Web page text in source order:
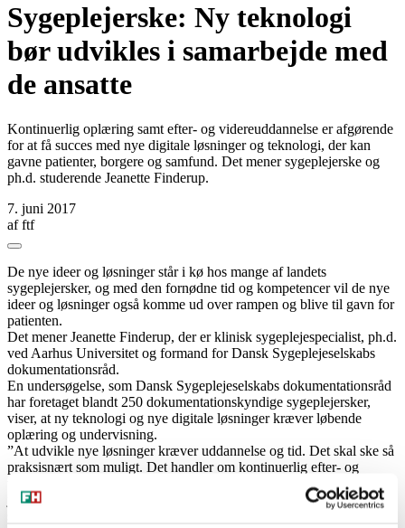
Sygeplejerske: Ny teknologi
bør udvikles i samarbejde med
de ansatte
Kontinuerlig oplæring samt efter- og videreuddannelse er afgørende
for at få succes med nye digitale løsninger og teknologi, der kan
gavne patienter, borgere og samfund. Det mener sygeplejerske og
ph.d. studerende Jeanette Finderup.
7. juni 2017
af ftf
Del
Facebook
Del
Bluesky
Del
LinkedIn
Kopier
linkE-
mail
De nye ideer og løsninger står i kø hos mange af landets
sygeplejersker, og med den fornødne tid og kompetencer vil de nye
ideer og løsninger også komme ud over rampen og blive til gavn for
patienten.
Det mener Jeanette Finderup, der er klinisk sygeplejespecialist, ph.d.
ved Aarhus Universitet og formand for Dansk Sygeplejeselskabs
dokumentationsråd.
En undersøgelse, som Dansk Sygeplejeselskabs dokumentationsråd
har foretaget blandt 250 dokumentationskyndige sygeplejersker,
viser, at ny teknologi og nye digitale løsninger kræver løbende
oplæring og undervisning.
”At udvikle nye løsninger kræver uddannelse og tid. Det skal ske så
praksisnært som muligt. Det handler om kontinuerlig efter- og
videreuddannelse. Vi skal lære, hvordan vi bruger ny viden. Det er
jo ikke bare at få en god ide, det kræver noget uddannelse og tid,